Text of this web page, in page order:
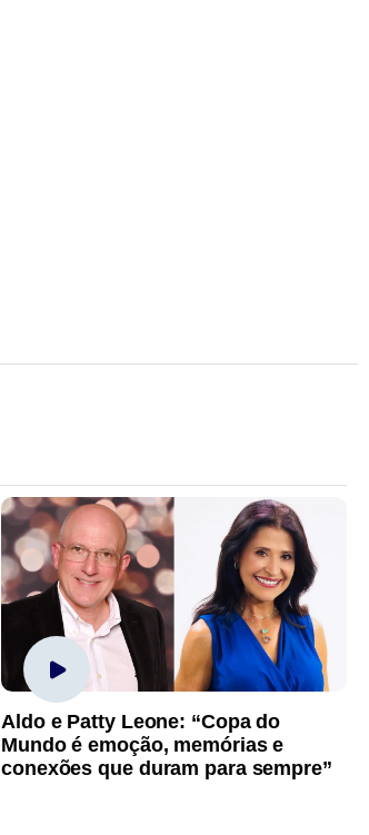
Aldo e Patty Leone: “Copa do
Mundo é emoção, memórias e
conexões que duram para sempre”